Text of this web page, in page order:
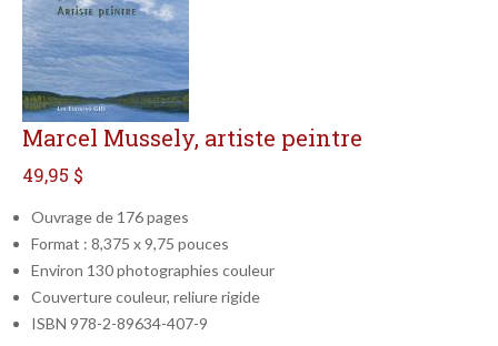
Marcel Mussely, artiste peintre
49,95 $
Ouvrage de 176 pages
Format : 8,375 x 9,75 pouces
Environ 130 photographies couleur
Couverture couleur, reliure rigide
ISBN 978-2-89634-407-9